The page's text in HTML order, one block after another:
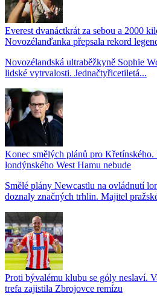
Everest dvanáctkrát za sebou a 2000
Novozélanďanka přepsala rekord
Novozélandská ultraběžkyně Sophie
lidské vytrvalosti. Jednačtyřicetiletá...
Konec smělých plánů pro Křetínského.
londýnského West Hamu nebude
Smělé plány Newcastlu na ovládnutí
doznaly značných trhlin. Majitel
Proti bývalému klubu se góly neslaví.
trefa zajistila Zbrojovce remízu